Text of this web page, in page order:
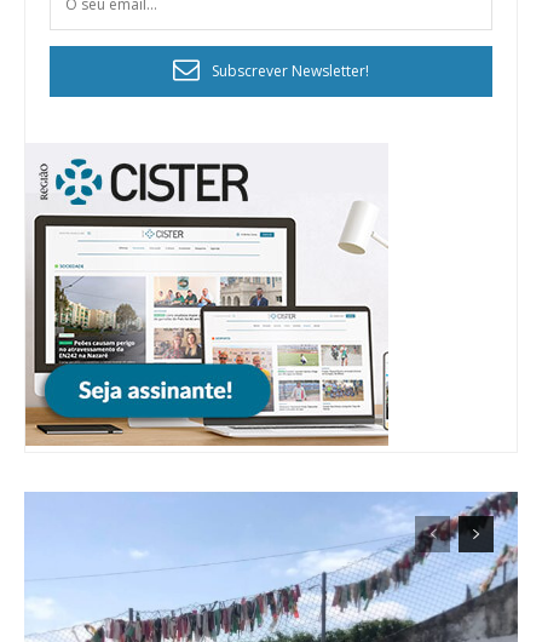
Subscrever Newsletter!